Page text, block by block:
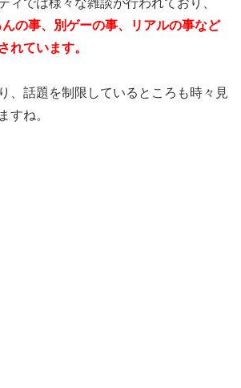
の事、別ゲーの事、リアルの事など
れています。
、話題を制限しているところも時々見
すね。